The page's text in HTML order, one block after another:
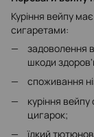
Куріння вейпу
сигаретами:
задоволення
шкоди
споживання
куріння
цигарок;
їдкий